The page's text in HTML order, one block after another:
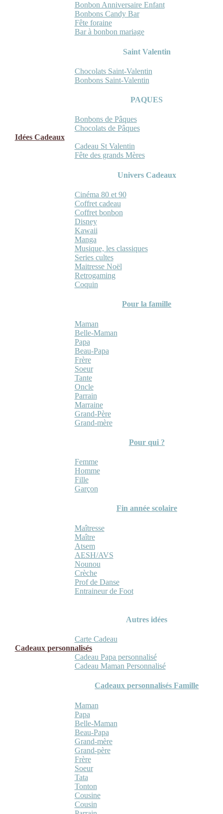
Bonbon Anniversaire Enfant
Bonbons Candy Bar
Fête foraine
Bar à bonbon mariage
Saint Valentin
Chocolats Saint-Valentin
Bonbons Saint-Valentin
PAQUES
Bonbons de Pâques
Chocolats de Pâques
Idées Cadeaux
Cadeau St Valentin
Fête des grands Mères
Univers Cadeaux
Cinéma 80 et 90
Coffret cadeau
Coffret bonbon
Disney
Kawaii
Manga
Musique, les classiques
Series cultes
Maitresse Noël
Retrogaming
Coquin
Pour la famille
Maman
Belle-Maman
Papa
Beau-Papa
Frère
Soeur
Tante
Oncle
Parrain
Marraine
Grand-Père
Grand-mère
Pour qui ?
Femme
Homme
Fille
Garçon
Fin année scolaire
Maîtresse
Maître
Atsem
AESH/AVS
Nounou
Crèche
Prof de Danse
Entraineur de Foot
Autres idées
Carte Cadeau
Cadeaux personnalisés
Cadeau Papa personnalisé
Cadeau Maman Personnalisé
Cadeaux personnalisés Famille
Maman
Papa
Belle-Maman
Beau-Papa
Grand-mère
Grand-père
Frère
Soeur
Tata
Tonton
Cousine
Cousin